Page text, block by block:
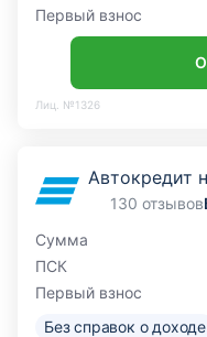
Первый взнос
Лиц. №1326
Автокредит
130 отзывов
Сумма
ПСК
Первый взнос
Без справок о доходе